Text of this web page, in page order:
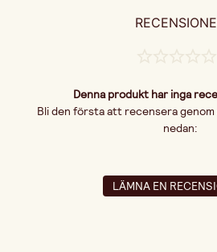
Denna produkt har inga
Bli den första att recensera genom
nedan:
LÄMNA EN